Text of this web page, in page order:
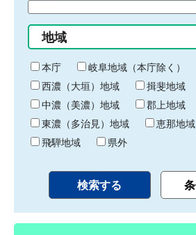
始
り
間
終
わ
り
地域
本庁
岐阜地域（本庁除く）
西濃（大垣）地域
揖斐地域
中濃（美濃）地域
郡上地域
東濃（多治見）地域
恵那地域
飛騨地域
県外